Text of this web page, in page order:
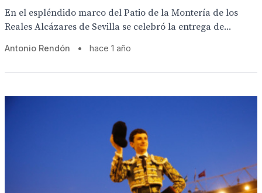
En el espléndido marco del Patio de la Montería de los
Reales Alcázares de Sevilla se celebró la entrega de...
Antonio Rendón • hace 1 año